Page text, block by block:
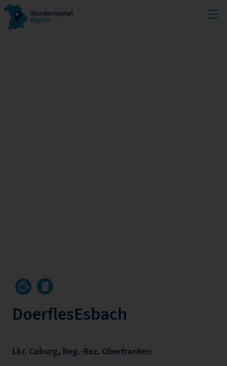
DoerflesEsbach
Lkr. Coburg, Reg.-Bez. Oberfranken